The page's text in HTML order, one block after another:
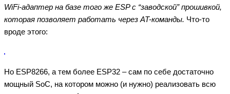
WiFi-адаптер на базе того же ESP c “заводской” прошивкой,
которая позволяет работать через AT-команды. Что-то
вроде этого:
Но ESP8266, а тем более ESP32 – сам по себе достаточно
мощный SoC, на котором можно (и нужно) реализовать всю